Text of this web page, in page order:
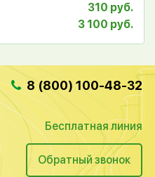
310 руб.
3 100 руб.
8 (800) 100-48-32
Бесплатная линия
Обратный звонок